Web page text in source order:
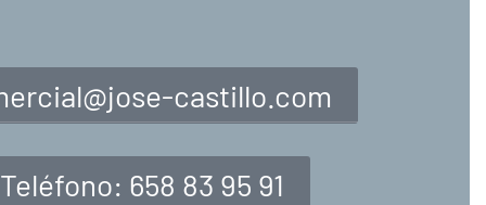
castillo.com
Teléfono: 658 83 95 91